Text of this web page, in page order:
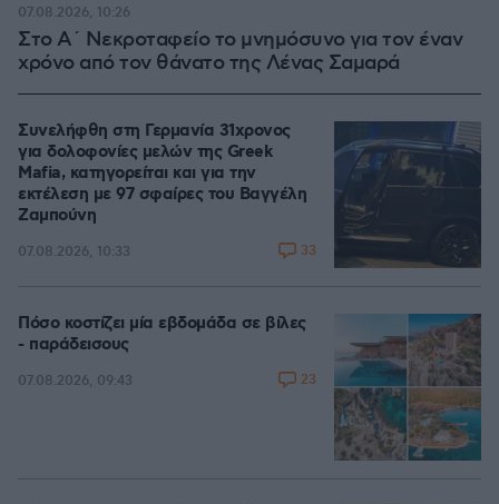
Στο Α΄ Νεκροταφείο το μνημόσυνο για τον έναν
χρόνο από τον θάνατο της Λένας Σαμαρά
07.08.2026, 10:26
Συνελήφθη στη Γερμανία 31χρονος
για δολοφονίες μελών της Greek
Mafia, κατηγορείται και για την
εκτέλεση με 97 σφαίρες του Βαγγέλη
Ζαμπούνη
07.08.2026, 10:33 33
Πόσο κοστίζει μία εβδομάδα σε βίλες
- παράδεισους
07.08.2026, 09:43 23